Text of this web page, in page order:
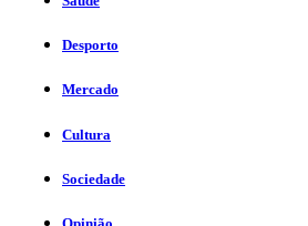
Desporto
Mercado
Cultura
Sociedade